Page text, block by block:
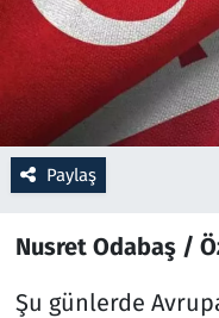
Paylaş
Nusret Odabaş /
Şu günlerde
Sağlık
Savunma Sanayi
Seçim 2023
Teknoloji ve Bilim